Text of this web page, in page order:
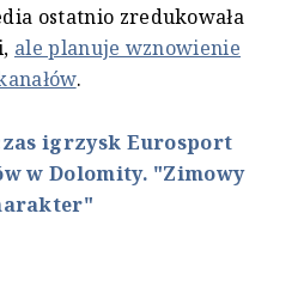
ostatnio zredukowała
ale planuje wznowienie
.
igrzysk Eurosport
w Dolomity. "Zimowy